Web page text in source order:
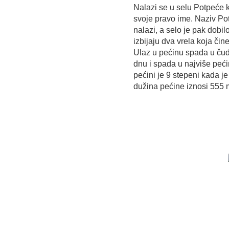
Nalazi se u selu Potpeće
svoje pravo ime. Naziv
nalazi, a selo je pak
izbijaju dva vrela koja
Ulaz u pećinu spada u
dnu i spada u najviše
pećini je 9 stepeni kada
dužina pećine iznosi 555